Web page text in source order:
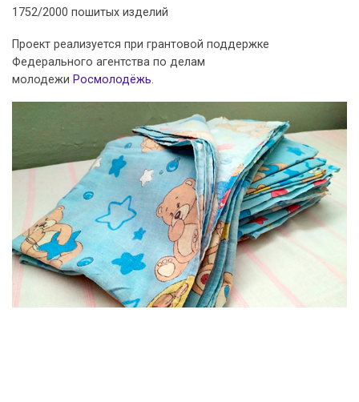
1752/2000 пошитых изделий
Проект реализуется при грантовой поддержке
Федерального агентства по делам
молодежи Росмолодёжь.